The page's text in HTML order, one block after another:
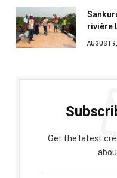
rivière
AUGUST
Get the latest